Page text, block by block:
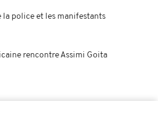
police et les manifestants
rencontre Assimi Goita